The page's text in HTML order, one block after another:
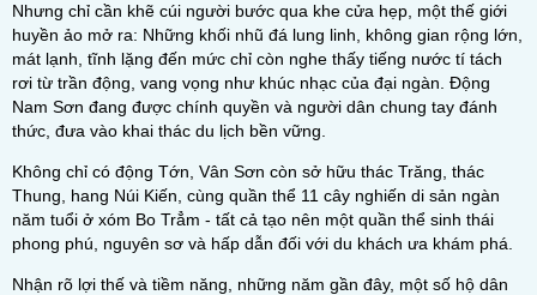
Nhưng chỉ cần khẽ cúi người bước qua khe cửa hẹp, một thế giới
huyền ảo mở ra: Những khối nhũ đá lung linh, không gian rộng lớn,
mát lạnh, tĩnh lặng đến mức chỉ còn nghe thấy tiếng nước tí tách
rơi từ trần động, vang vọng như khúc nhạc của đại ngàn. Động
Nam Sơn đang được chính quyền và người dân chung tay đánh
thức, đưa vào khai thác du lịch bền vững.
Không chỉ có động Tớn, Vân Sơn còn sở hữu thác Trăng, thác
Thung, hang Núi Kiến, cùng quần thể 11 cây nghiến di sản ngàn
năm tuổi ở xóm Bo Trẳm - tất cả tạo nên một quần thể sinh thái
phong phú, nguyên sơ và hấp dẫn đối với du khách ưa khám phá.
Nhận rõ lợi thế và tiềm năng, những năm gần đây, một số hộ dân